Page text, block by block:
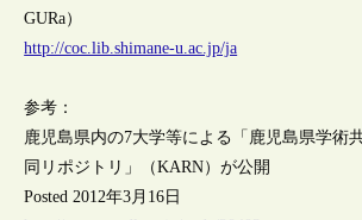
GURa）
http://coc.lib.shimane-u.ac.jp/ja
参考：
鹿児島県内の7大学等による「鹿児島県学術
同リポジトリ」（KARN）が公開
Posted 2012年3月16日